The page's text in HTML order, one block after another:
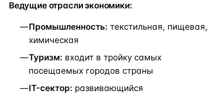
Ведущие отрасли экономики:
Промышленность: текстильная, пищевая,
химическая
Туризм: входит в тройку самых
посещаемых городов страны
IT-сектор: развивающийся